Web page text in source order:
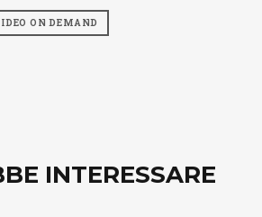
ON DEMAND
INTERESSARE